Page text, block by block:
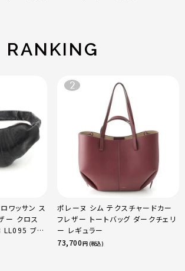
RANKING
ワッサン ス
ー クロス
LL095 ブラ
ポレーヌ シム テクスチャードカー
フレザー トートバッグ ダークチェリ
ー レギュラー
73,700円 (税込)